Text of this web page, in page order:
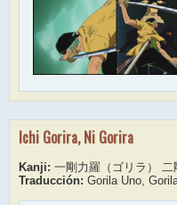
Ichi Gorira, Ni Gorira
Kanji: 一剛力羅（ゴリラ） 二
Traducción: Gorila Uno,